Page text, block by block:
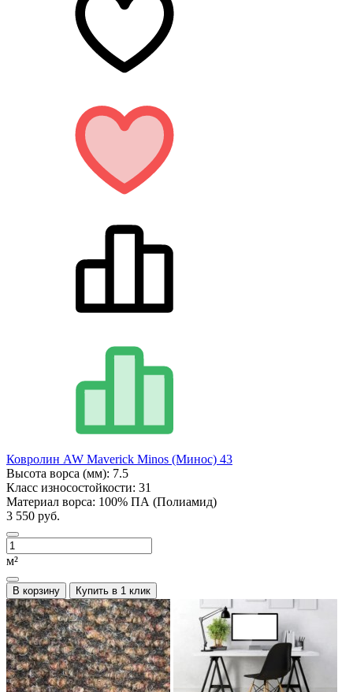
Ковролин AW Maverick Minos (Минос) 43
Высота ворса (мм): 7.5
Класс износостойкости: 31
Материал ворса: 100% ПА (Полиамид)
3 550 руб.
м²
В корзину Купить в 1 клик